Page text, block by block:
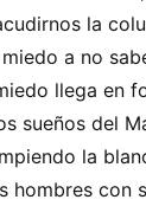
la
a no
llega en
sueños del
la
hombres con